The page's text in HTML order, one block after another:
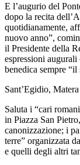
E l’augurio del
dopo la recita
quotidianamente,
nuovo anno”,
il Presidente della
espressioni
benedica sempre
Sant’Egidio,
Saluta i “cari
in Piazza San
canonizzazione; i
terre” organizzata
e quelli degli altri